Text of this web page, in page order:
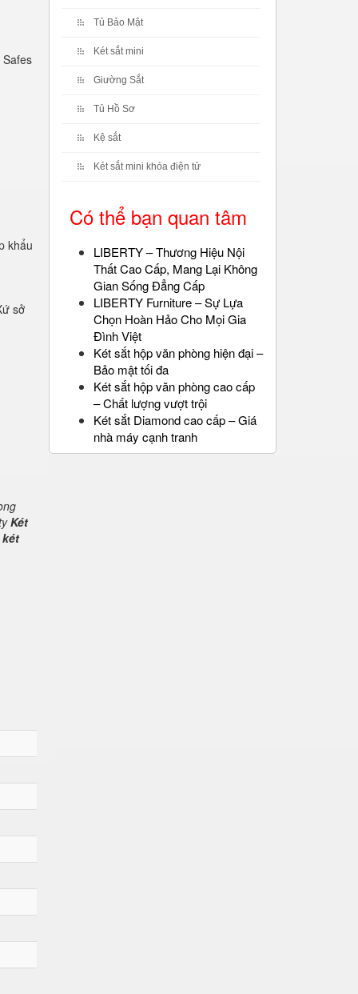
khẩu
sở
Két
két
Tủ Bảo Mật
Két sắt mini
Giường Sắt
Tủ Hồ Sơ
Kệ sắt
Két sắt mini khóa điện tử
Có thể bạn quan tâm
LIBERTY – Thương Hiệu Nội
Thất Cao Cấp, Mang Lại Không
Gian Sống Đẳng Cấp
LIBERTY Furniture – Sự Lựa
Chọn Hoàn Hảo Cho Mọi Gia
Đình Việt
Két sắt hộp văn phòng hiện đại –
Bảo mật tối đa
Két sắt hộp văn phòng cao cấp
– Chất lượng vượt trội
Két sắt Diamond cao cấp – Giá
nhà máy cạnh tranh